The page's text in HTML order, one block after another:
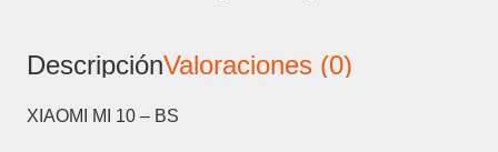
cantidad
DescripciónValoraciones (0)
XIAOMI MI 10 – BS